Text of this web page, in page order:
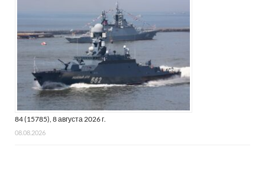
84 (15785), 8 августа 2026 г.
08.08.2026